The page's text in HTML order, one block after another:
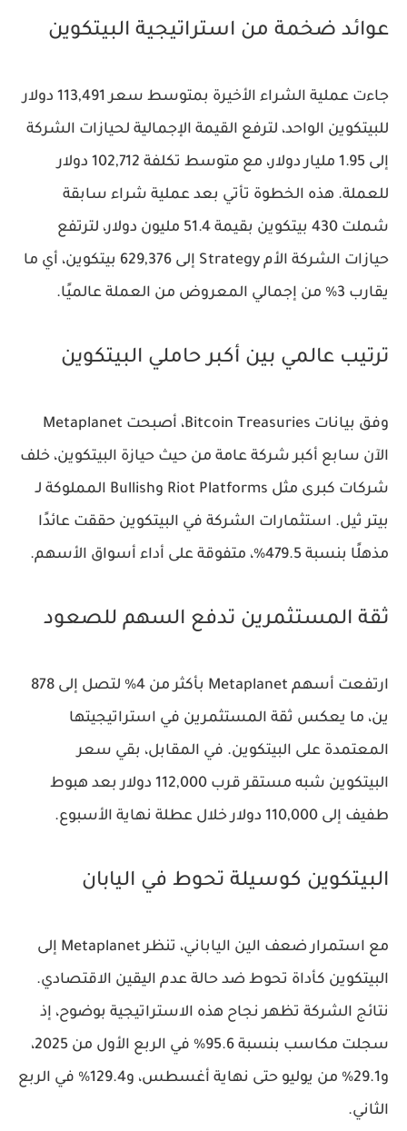
عوائد ضخمة من استراتيجية البيتكوين
جاءت عملية الشراء الأخيرة بمتوسط سعر 113,491 دولار
للبيتكوين الواحد، لترفع القيمة الإجمالية لحيازات الشركة
إلى 1.95 مليار دولار، مع متوسط تكلفة 102,712 دولار
للعملة. هذه الخطوة تأتي بعد عملية شراء سابقة
شملت 430 بيتكوين بقيمة 51.4 مليون دولار، لترتفع
حيازات الشركة الأم Strategy
إلى 629,376 بيتكوين، أي ما
يقارب 3% من إجمالي المعروض من العملة عالميًا.
ترتيب عالمي بين أكبر حاملي البيتكوين
وفق بيانات Bitcoin Treasuries
، أصبحت Metaplanet
الآن سابع أكبر شركة عامة من حيث حيازة البيتكوين، خلف
شركات كبرى مثل Riot Platforms وBullish المملوكة لـ
بيتر ثيل. استثمارات الشركة في البيتكوين حققت عائدًا
مذهلًا بنسبة 479.5%، متفوقة على أداء أسواق الأسهم.
ثقة المستثمرين تدفع السهم للصعود
ارتفعت أسهم Metaplanet بأكثر من 4% لتصل إلى 878
ين، ما يعكس ثقة المستثمرين في استراتيجيتها
المعتمدة على البيتكوين. في المقابل، بقي سعر
البيتكوين شبه مستقر قرب 112,000 دولار بعد هبوط
طفيف إلى 110,000 دولار خلال عطلة نهاية الأسبوع.
البيتكوين كوسيلة تحوط في اليابان
مع استمرار ضعف الين الياباني، تنظر Metaplanet إلى
البيتكوين كأداة تحوط ضد حالة عدم اليقين الاقتصادي.
نتائج الشركة تظهر نجاح هذه الاستراتيجية بوضوح، إذ
سجلت مكاسب بنسبة 95.6% في الربع الأول من 2025،
و29.1% من يوليو حتى نهاية أغسطس، و129.4% في الربع
الثاني.